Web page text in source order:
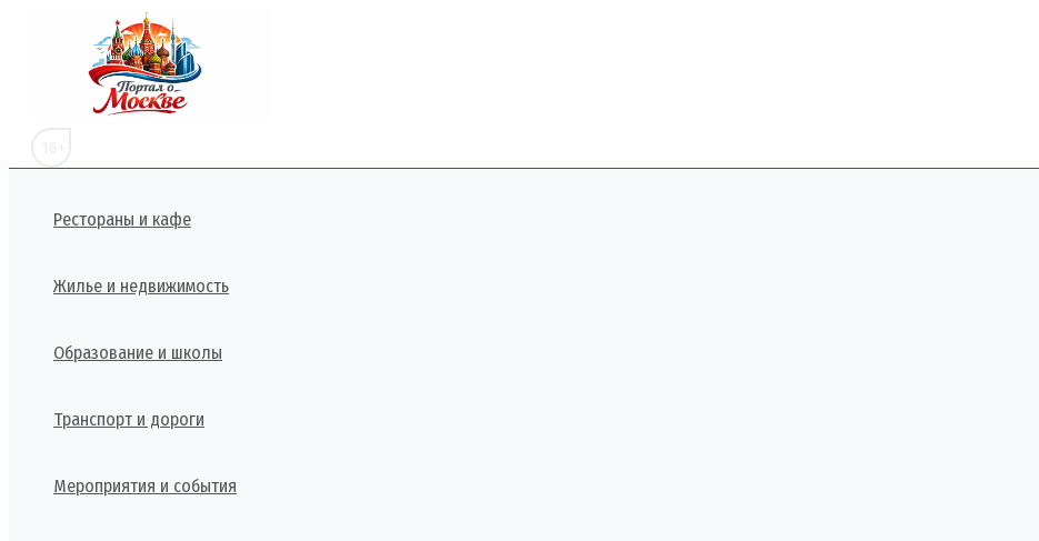
содержимому
Рестораны и кафе
Жилье и недвижимость
Образование и школы
Транспорт и дороги
Мероприятия и события